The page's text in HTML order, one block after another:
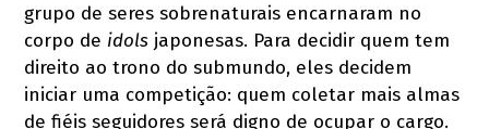
grupo de seres sobrenaturais encarnaram no
corpo de idols japonesas. Para decidir quem tem
direito ao trono do submundo, eles decidem
iniciar uma competição: quem coletar mais almas
de fiéis seguidores será digno de ocupar o cargo.